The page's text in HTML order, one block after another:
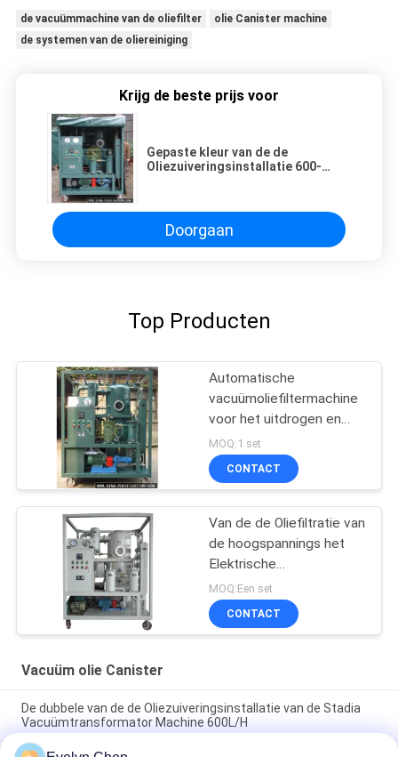
de vacuümmachine van de oliefilter
olie Canister machine
de systemen van de oliereiniging
Krijg de beste prijs voor
Gepaste kleur van de de
Oliezuiveringsinstallatie 600-
Hoge Vacuüm voor transformator
Doorgaan
Top Producten
Automatische
vacuümoliefiltermachine
voor het uitdrogen en
ontgassen van
transformatorolie
MOQ:1 set
CONTACT
Van de de Oliefiltratie van
de hoogspannings het
Elektrische
Transformator de
Machine Horizontale
Online Werk
MOQ:Een set
CONTACT
Vacuüm olie Canister
De dubbele van de de Oliezuiveringsinstallatie van de Stadia
Vacuümtransformator Machine 600L/H